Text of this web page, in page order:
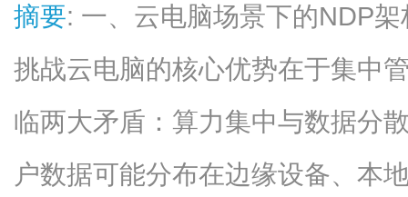
摘要: 一、云电脑场景下的NDP
挑战云电脑的核心优势在于集中
临两大矛盾：算力集中与数据分
户数据可能分布在边缘设备、本